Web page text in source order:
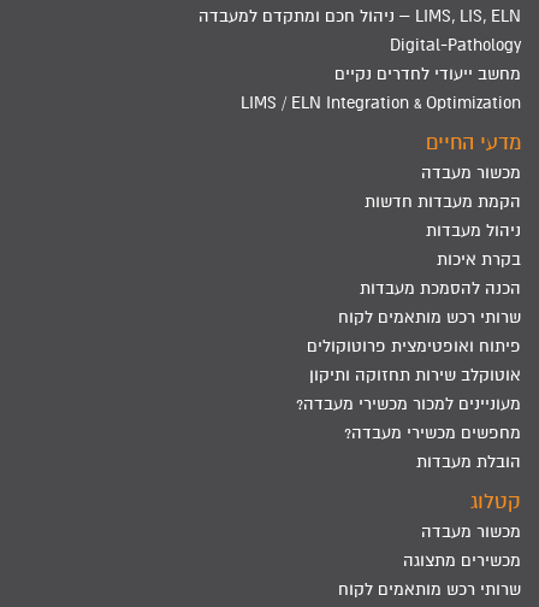
LIMS, LIS, ELN – ניהול חכם ומתקדם למעבדה
Digital-Pathology
מחשב ייעודי לחדרים נקיים
LIMS / ELN Integration & Optimization
מדעי החיים
מכשור מעבדה
הקמת מעבדות חדשות
ניהול מעבדות
בקרת איכות
הכנה להסמכת מעבדות
שרותי רכש מותאמים לקוח
פיתוח ואופטימצית פרוטוקולים
אוטוקלב שירות תחזוקה ותיקון
מעוניינים למכור מכשירי מעבדה?
מחפשים מכשירי מעבדה?
הובלת מעבדות
קטלוג
מכשור מעבדה
מכשירים מתצוגה
שרותי רכש מותאמים לקוח